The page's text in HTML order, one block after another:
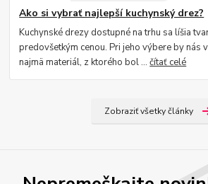
Ako si vybrať najlepší kuchynský drez?
Kuchynské drezy dostupné na trhu sa líšia
predovšetkým cenou. Pri jeho výbere by nás
najmä materiál, z ktorého bol ...čítať celé
Zobraziť všetky články